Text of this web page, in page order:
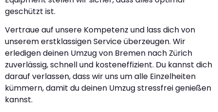
geschützt ist.
Vertraue auf unsere Kompetenz und lass dich von
unserem erstklassigen Service überzeugen. Wir
erledigen deinen Umzug von Bremen nach Zürich
zuverlässig, schnell und kosteneffizient. Du kannst dich
darauf verlassen, dass wir uns um alle Einzelheiten
kümmern, damit du deinen Umzug stressfrei genießen
kannst.